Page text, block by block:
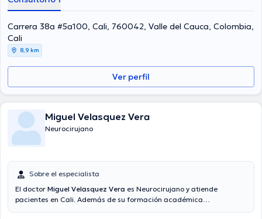
en cuantiosas conferencias con la meta de tener una formación
continua en su disciplina de especialización y ha difundido
numerosos comunicados. Su cita se puede realizar en Español.
Carrera 38a #5a100, Cali, 760042, Valle del Cauca, Colombia,
Cali
8,9 km
Ver perfil
Miguel Velasquez Vera
Neurocirujano
Sobre el especialista
El doctor Miguel Velasquez Vera es Neurocirujano y atiende
pacientes en Cali. Además de su formación académica